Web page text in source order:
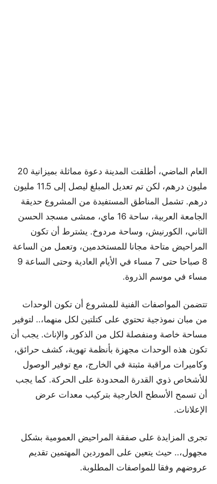
العام الماضي، أطلقت المدينة دعوة مماثلة بميزانية 20
مليون درهم، لكن تم تعديل المبلغ ليصل إلى 11.5 مليون
درهم. تشمل المناطق المستفيدة من المشروع حديقة
الجامعة العربية، ساحة 16 ماي، ممشى مسجد الحسن
الثاني، الكورنيش، وساحة مردوخ. يشترط أن تكون
المراحيض متاحة مجانا للمستخدمين، وتعمل من الساعة
8 صباحا حتى 7 مساء في الأيام العادية وحتى الساعة 9
مساء في موسم الذروة.
تتضمن المواصفات الفنية للمشروع أن تكون الوحدات
من مبان نموذجية تحتوي على كتلتين لكل منهما،.. لتوفير
مساحة خاصة ومنفصلة لكل من الذكور والإناث. يجب أن
تكون هذه الوحدات مجهزة بأنظمة تهوية، كشف حرائق،
وكاميرات مراقبة مثبتة في الخارج، مع توفير الوصول
للأشخاص ذوي القدرة المحدودة على الحركة. كما يجب
أن تسمح الأسطح الخارجية بتركيب معدات عرض
الإعلانات.
تجرى المزايدة على صفقة المراحيض العمومية بشكل
مجهول،.. حيث يتعين على الموردين المهتمين تقديم
عروضهم وفقا للمواصفات المطلوبة.